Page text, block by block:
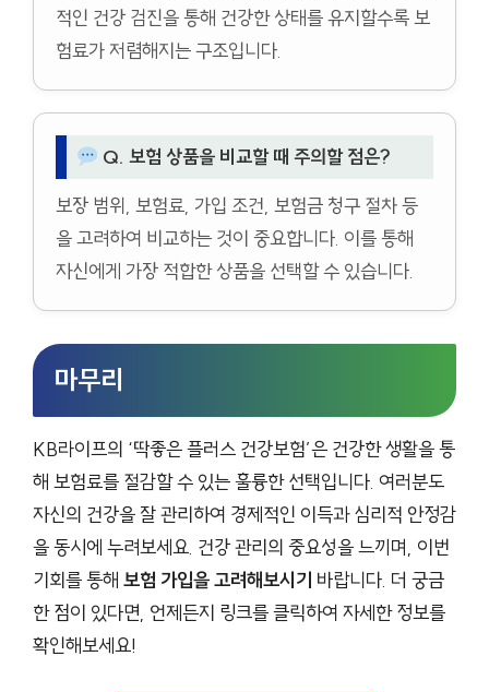
적인 건강 검진을 통해 건강한 상태를 유지할수록 보
험료가 저렴해지는 구조입니다.
Q. 보험 상품을 비교할 때 주의할 점은?
보장 범위, 보험료, 가입 조건, 보험금 청구 절차 등
을 고려하여 비교하는 것이 중요합니다. 이를 통해
자신에게 가장 적합한 상품을 선택할 수 있습니다.
마무리
KB라이프의 ‘딱좋은 플러스 건강보험’은 건강한 생활을 통
해 보험료를 절감할 수 있는 훌륭한 선택입니다. 여러분도
자신의 건강을 잘 관리하여 경제적인 이득과 심리적 안정감
을 동시에 누려보세요. 건강 관리의 중요성을 느끼며, 이번
기회를 통해 보험 가입을 고려해보시기 바랍니다. 더 궁금
한 점이 있다면, 언제든지 링크를 클릭하여 자세한 정보를
확인해보세요!